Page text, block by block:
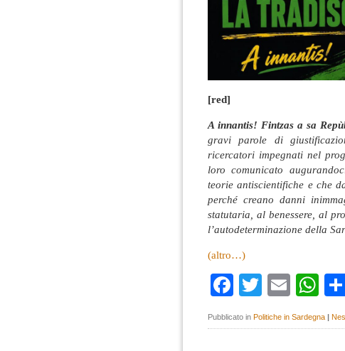
[red]
A innantis! Fintzas a sa
gravi parole di
ricercatori impegnati nel
loro comunicato
teorie antiscientifiche e che
perché creano danni
statutaria, al benessere, al
l’autodeterminazione della
(altro…)
Facebook
TwitterEmail
Pubblicato in Politiche in Sardegna